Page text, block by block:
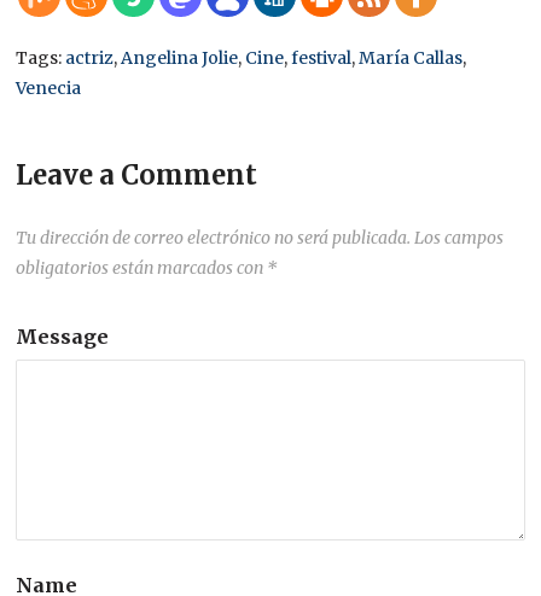
Tags: actriz,Angelina Jolie, Cine,festival,María Callas,
Venecia
Leave a Comment
Tu dirección de correo electrónico no será publicada. Los campos
obligatorios están marcados con *
Message
Name